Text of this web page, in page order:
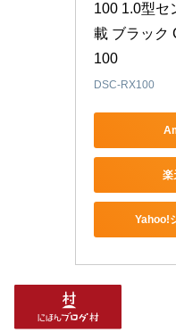
100 1.0型セ
載 ブラック
100
DSC-RX100
楽
Yahoo!